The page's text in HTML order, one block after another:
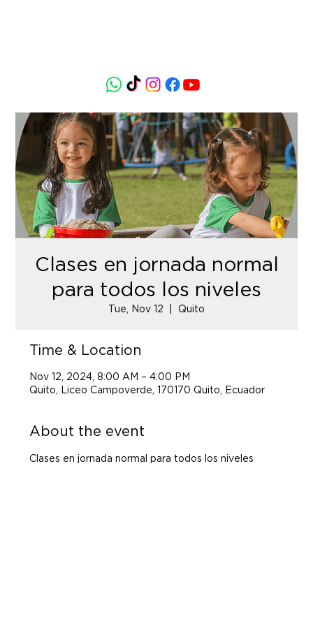
Clases en jornada normal
para todos los niveles
Tue, Nov 12 Quito
Time & Location
Nov 12, 2024, 8:00 AM – 4:00 PM
Quito, Liceo Campoverde, 170170 Quito, Ecuador
About the event
Clases en jornada normal para todos los niveles